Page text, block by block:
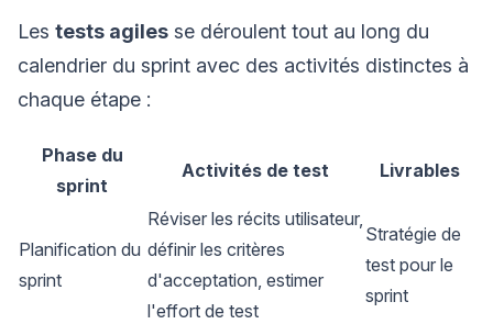
Les tests agiles se déroulent tout au long du
calendrier du sprint avec des activités distinctes à
chaque étape :
Phase du
sprint
Activités de test Livrables
Planification du
sprint
Réviser les récits utilisateur,
définir les critères
d'acceptation, estimer
l'effort de test
Stratégie de
test pour le
sprint